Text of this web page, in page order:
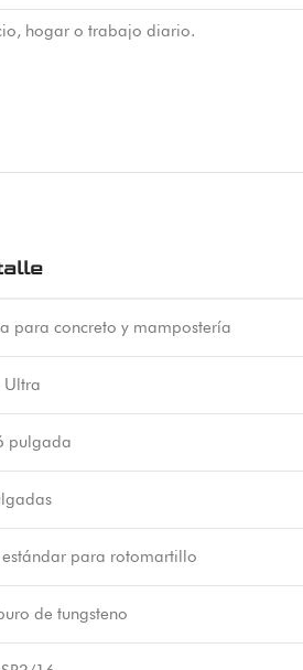
hogar o trabajo diario.
para concreto y mampostería
Ultra
pulgada
estándar para rotomartillo
de tungsteno